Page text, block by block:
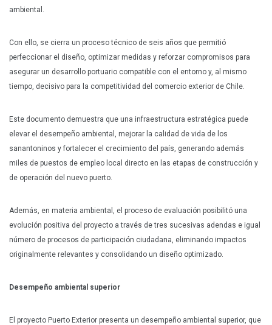
ambiental.
Con ello, se cierra un proceso técnico de seis años que permitió
perfeccionar el diseño, optimizar medidas y reforzar compromisos para
asegurar un desarrollo portuario compatible con el entorno y, al mismo
tiempo, decisivo para la competitividad del comercio exterior de Chile.
Este documento demuestra que una infraestructura estratégica puede
elevar el desempeño ambiental, mejorar la calidad de vida de los
sanantoninos y fortalecer el crecimiento del país, generando además
miles de puestos de empleo local directo en las etapas de construcción y
de operación del nuevo puerto.
Además, en materia ambiental, el proceso de evaluación posibilitó una
evolución positiva del proyecto a través de tres sucesivas adendas e igual
número de procesos de participación ciudadana, eliminando impactos
originalmente relevantes y consolidando un diseño optimizado.
Desempeño ambiental superior
El proyecto Puerto Exterior presenta un desempeño ambiental superior, que